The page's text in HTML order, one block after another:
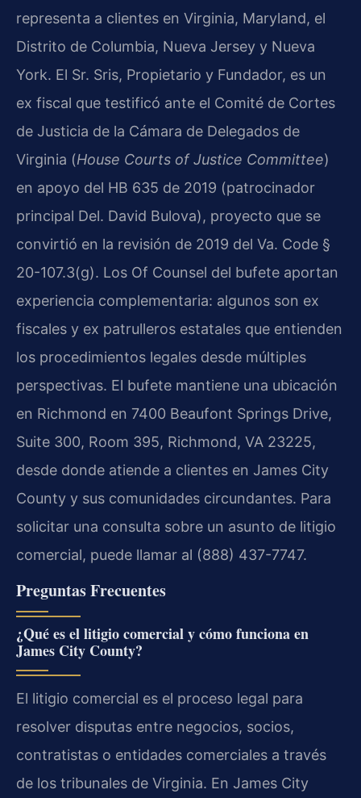
representa a clientes en Virginia, Maryland, el
Distrito de Columbia, Nueva Jersey y Nueva
York. El Sr. Sris, Propietario y Fundador, es un
ex fiscal que testificó ante el Comité de Cortes
de Justicia de la Cámara de Delegados de
Virginia (House Courts of Justice Committee)
en apoyo del HB 635 de 2019 (patrocinador
principal Del. David Bulova), proyecto que se
convirtió en la revisión de 2019 del Va. Code §
20-107.3(g). Los Of Counsel del bufete aportan
experiencia complementaria: algunos son ex
fiscales y ex patrulleros estatales que entienden
los procedimientos legales desde múltiples
perspectivas. El bufete mantiene una ubicación
en Richmond en 7400 Beaufont Springs Drive,
Suite 300, Room 395, Richmond, VA 23225,
desde donde atiende a clientes en James City
County y sus comunidades circundantes. Para
solicitar una consulta sobre un asunto de litigio
comercial, puede llamar al (888) 437-7747.
Preguntas Frecuentes
¿Qué es el litigio comercial y cómo funciona en
James City County?
El litigio comercial es el proceso legal para
resolver disputas entre negocios, socios,
contratistas o entidades comerciales a través
de los tribunales de Virginia. En James City